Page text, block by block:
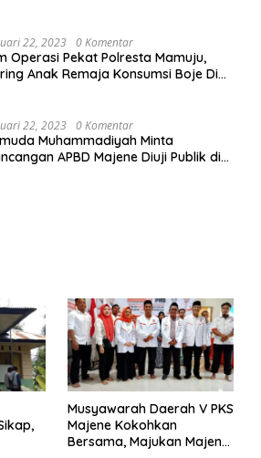
22, 2023 0 Komentar
Operasi Pekat Polresta Mamuju,
Anak Remaja Konsumsi Boje Di
22, 2023 0 Komentar
Muhammadiyah Minta
APBD Majene Diuji Publik di
Musyawarah Daerah V PKS
Majene Kokohkan
Bersama, Majukan Majene